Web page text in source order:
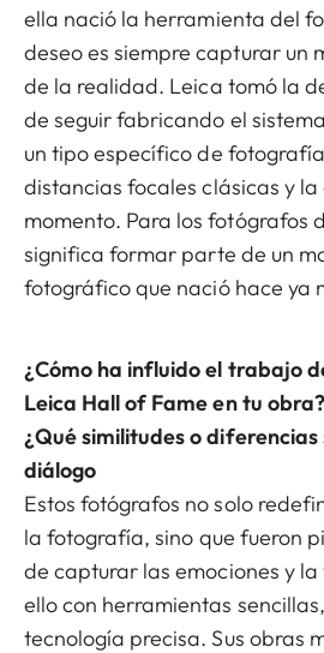
ella nació la herramienta del
deseo es siempre capturar un
de la realidad. Leica tomó la
de seguir fabricando el
un tipo específico de
distancias focales clásicas y
momento. Para los fotógrafos
significa formar parte de un
fotográfico que nació hace ya
¿Cómo ha influido el trabajo
Leica Hall of Fame en tu obra?
¿Qué similitudes o
diálogo
Estos fotógrafos no solo
la fotografía, sino que fueron
de capturar las emociones y
ello con herramientas
tecnología precisa. Sus obras